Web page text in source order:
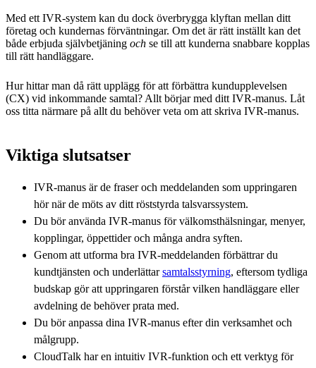
Med ett IVR-system kan du dock överbrygga klyftan mellan ditt
företag och kundernas förväntningar. Om det är rätt inställt kan det
både erbjuda självbetjäning och se till att kunderna snabbare kopplas
till rätt handläggare.
Hur hittar man då rätt upplägg för att förbättra kundupplevelsen
(CX) vid inkommande samtal? Allt börjar med ditt IVR-manus. Låt
oss titta närmare på allt du behöver veta om att skriva IVR-manus.
Viktiga slutsatser
IVR-manus är de fraser och meddelanden som uppringaren
hör när de möts av ditt röststyrda talsvarssystem.
Du bör använda IVR-manus för välkomsthälsningar, menyer,
kopplingar, öppettider och många andra syften.
Genom att utforma bra IVR-meddelanden förbättrar du
kundtjänsten och underlättarsamtalsstyrning, eftersom tydliga
budskap gör att uppringaren förstår vilken handläggare eller
avdelning de behöver prata med.
Du bör anpassa dina IVR-manus efter din verksamhet och
målgrupp.
CloudTalk har en intuitiv IVR-funktion och ett verktyg för